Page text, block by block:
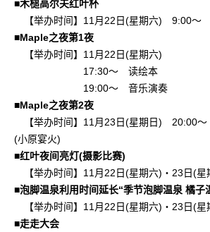
■木槌高尔夫红叶杯
【举办时间】11月22日(星期六) 9:00～
■Maple之夜第1夜
【举办时间】11月22日(星期六)
17:30～ 读绘本
19:00～ 音乐演奏
■Maple之夜第2夜
【举办时间】11月23日(星期日) 20:00～
(小原宴火)
■红叶夜间亮灯(摄影比赛)
【举办时间】11月22日(星期六)・23日(
■泡脚温泉利用时间延长“季节泡脚温泉 橘子
【举办时间】11月22日(星期六)・23日(
■走走大会